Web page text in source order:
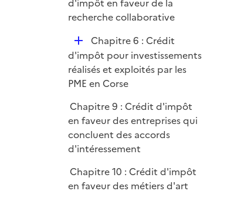
p
e
r
d'impôt en faveur de la
recherche collaborative
D
é
p
l
e
r
Chapitre 6 : Crédit
d'impôt pour investissements
réalisés et exploités par les
PME en Corse
Chapitre 9 : Crédit d'impôt
en faveur des entreprises qui
concluent des accords
d'intéressement
Chapitre 10 : Crédit d'impôt
en faveur des métiers d'art